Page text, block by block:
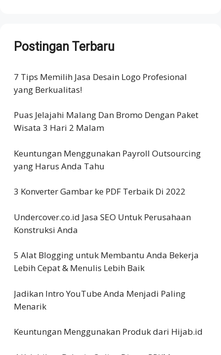
Postingan Terbaru
7 Tips Memilih Jasa Desain Logo Profesional
yang Berkualitas!
Puas Jelajahi Malang Dan Bromo Dengan Paket
Wisata 3 Hari 2 Malam
Keuntungan Menggunakan Payroll Outsourcing
yang Harus Anda Tahu
3 Konverter Gambar ke PDF Terbaik Di 2022
Undercover.co.id Jasa SEO Untuk Perusahaan
Konstruksi Anda
5 Alat Blogging untuk Membantu Anda Bekerja
Lebih Cepat & Menulis Lebih Baik
Jadikan Intro YouTube Anda Menjadi Paling
Menarik
Keuntungan Menggunakan Produk dari Hijab.id